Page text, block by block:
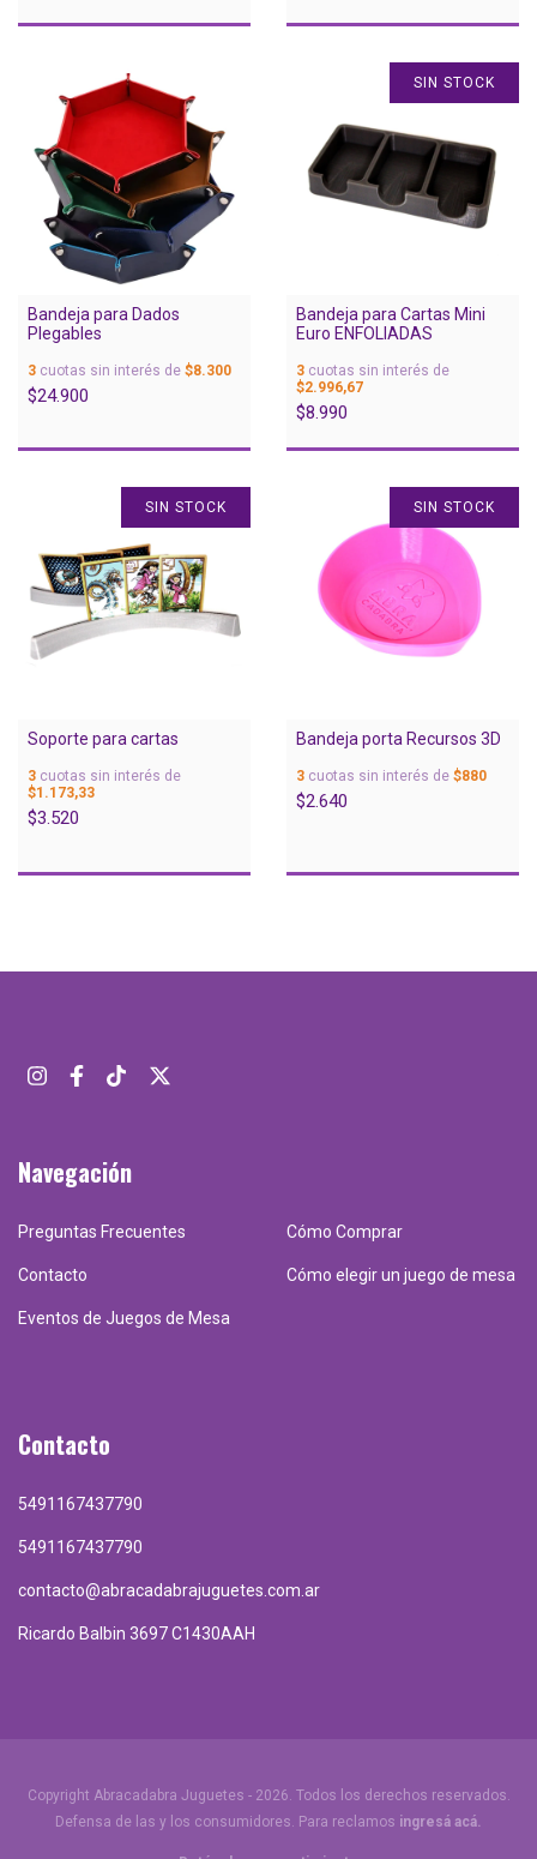
Bandeja para Dados
Plegables
3 cuotas sin interés de $8.300
$24.900
SIN STOCK
Bandeja para Cartas Mini
Euro ENFOLIADAS
3 cuotas sin interés de
$2.996,67
$8.990
SIN STOCK
Soporte para cartas
3 cuotas sin interés de
$1.173,33
$3.520
SIN STOCK
Bandeja porta Recursos 3D
3 cuotas sin interés de $880
$2.640
Navegación
Preguntas Frecuentes Cómo Comprar
Contacto Cómo elegir un juego de mesa
Eventos de Juegos de Mesa
Contacto
5491167437790
5491167437790
contacto@abracadabrajuguetes.com.ar
Ricardo Balbin 3697 C1430AAH
Copyright Abracadabra Juguetes - 2026. Todos los derechos reservados.
Defensa de las y los consumidores. Para reclamos ingresá acá.